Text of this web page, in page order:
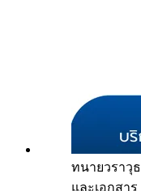
ทนายวราวุธ
และเอกสาร